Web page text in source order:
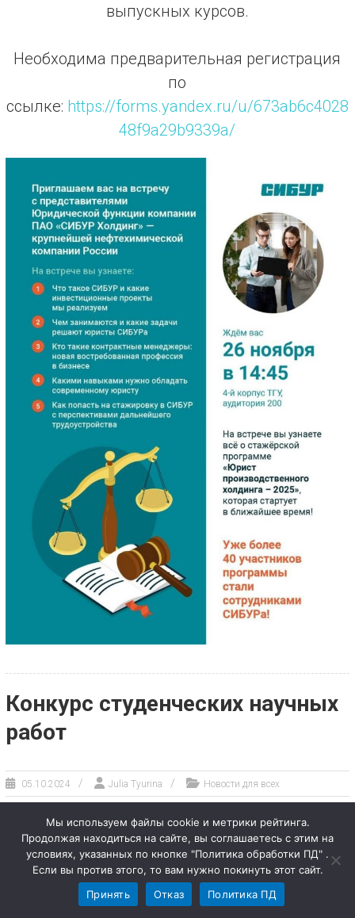
выпускных курсов.
Необходима предварительная регистрация
по
ссылке: https://forms.yandex.ru/u/673ab6c4028
48f9a29b9339a/
Конкурс студенческих научных
работ
05.10.2024 Julia Tyurina Новости для всех
Мы используем файлы cookie и метрики рейтинга.
Продолжая находиться на сайте, вы соглашаетесь с этим на
условиях, указанных по кнопке "Политика обработки ПД" .
Если вы против этого, то вам нужно покинуть этот сайт.
Принять
Отказ Политика ПД